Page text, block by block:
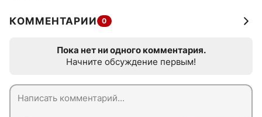
КОММЕНТАРИИ 0
Пока нет ни одного комментария.
Начните обсуждение первым!